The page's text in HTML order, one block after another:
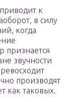
к
в силу
когда
признается
звучности
производят
как таковых.